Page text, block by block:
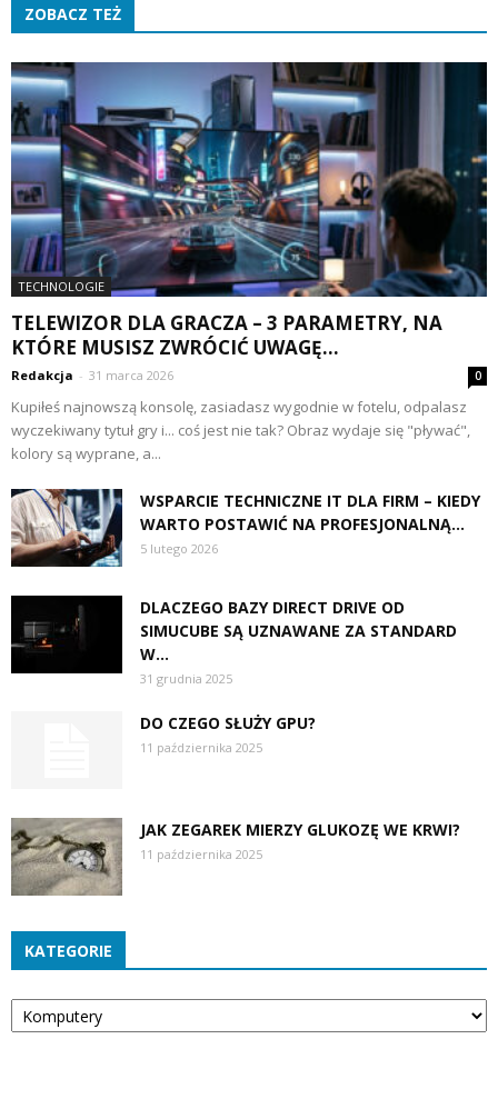
ZOBACZ TEŻ
TECHNOLOGIE
TELEWIZOR DLA GRACZA – 3 PARAMETRY, NA
KTÓRE MUSISZ ZWRÓCIĆ UWAGĘ...
Redakcja - 31 marca 2026 0
Kupiłeś najnowszą konsolę, zasiadasz wygodnie w fotelu, odpalasz
wyczekiwany tytuł gry i... coś jest nie tak? Obraz wydaje się "pływać",
kolory są wyprane, a...
WSPARCIE TECHNICZNE IT DLA FIRM – KIEDY
WARTO POSTAWIĆ NA PROFESJONALNĄ...
5 lutego 2026
DLACZEGO BAZY DIRECT DRIVE OD
SIMUCUBE SĄ UZNAWANE ZA STANDARD
W...
31 grudnia 2025
DO CZEGO SŁUŻY GPU?
11 października 2025
JAK ZEGAREK MIERZY GLUKOZĘ WE KRWI?
11 października 2025
KATEGORIE
Kategorie